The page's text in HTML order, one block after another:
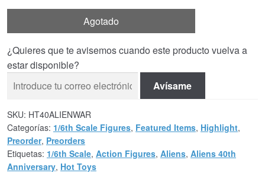
Agotado
¿Quieres que te avisemos cuando este producto vuelva a
estar disponible?
Avísame
SKU: HT40ALIENWAR
Categorías: 1/6th Scale Figures, Featured Items, Highlight,
Preorder, Preorders
Etiquetas: 1/6th Scale, Action Figures, Aliens, Aliens 40th
Anniversary, Hot Toys